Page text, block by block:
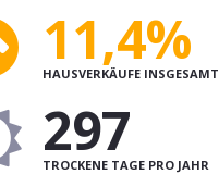
11,4%
HAUSVERKÄUFE INSGESAMT
297
TROCKENE TAGE PRO JAHR